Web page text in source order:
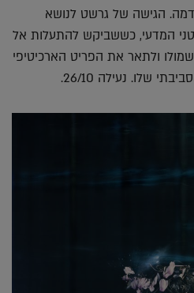
הגישה של גרשט לנושא
המדעי, כששביקש להתעלות אל
ולתאר את הפריט הארכיטיפי
שלו. נעילה 26/10.